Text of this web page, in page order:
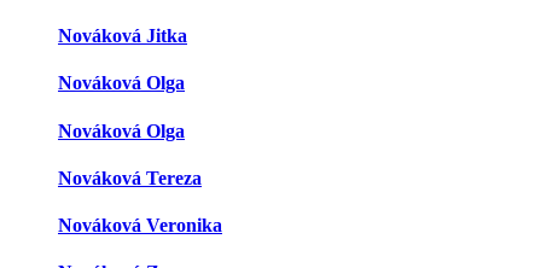
Nováková Jitka
Nováková Olga
Nováková Olga
Nováková Tereza
Nováková Veronika